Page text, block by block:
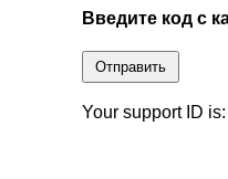
Введите код с
Отправить
Your support ID